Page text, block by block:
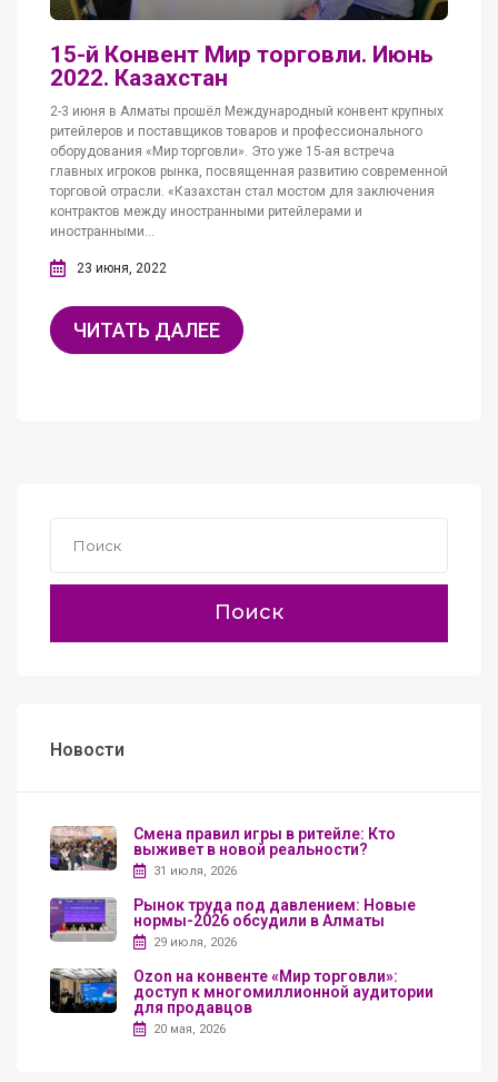
15-й Конвент Мир торговли. Июнь
2022. Казахстан
2-3 июня в Алматы прошёл Международный конвент крупных
ритейлеров и поставщиков товаров и профессионального
оборудования «Мир торговли». Это уже 15-ая встреча
главных игроков рынка, посвященная развитию современной
торговой отрасли. «Казахстан стал мостом для заключения
контрактов между иностранными ритейлерами и
иностранными...
23 июня, 2022
ЧИТАТЬ ДАЛЕЕ
Поиск
Новости
Смена правил игры в ритейле: Кто
выживет в новой реальности?
31 июля, 2026
Рынок труда под давлением: Новые
нормы-2026 обсудили в Алматы
29 июля, 2026
Ozon на конвенте «Мир торговли»:
доступ к многомиллионной аудитории
для продавцов
20 мая, 2026